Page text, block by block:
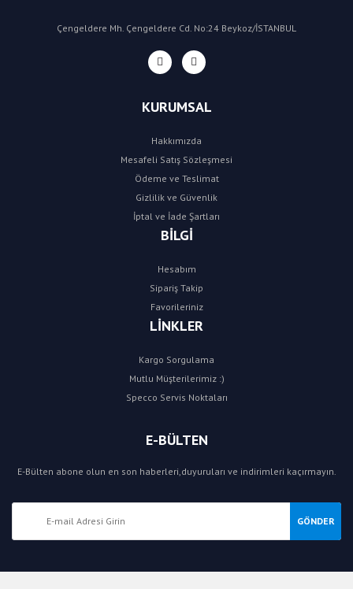
Çengeldere Mh. Çengeldere Cd. No:24 Beykoz/İSTANBUL
KURUMSAL
Hakkımızda
Mesafeli Satış Sözleşmesi
Ödeme ve Teslimat
Gizlilik ve Güvenlik
İptal ve İade Şartları
BİLGİ
Hesabım
Sipariş Takip
Favorileriniz
LİNKLER
Kargo Sorgulama
Mutlu Müşterilerimiz :)
Specco Servis Noktaları
E-BÜLTEN
E-Bülten abone olun en son haberleri,duyuruları ve indirimleri kaçırmayın.
GÖNDER